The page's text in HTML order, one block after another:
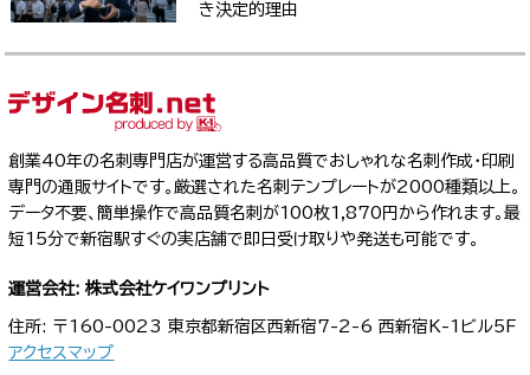
き決定的理由
創業40年の名刺専門店が運営する高品質でおしゃれな名刺作成・印刷
専門の通販サイトです。厳選された名刺テンプレートが2000種類以上。
データ不要、簡単操作で高品質名刺が100枚1,870円から作れます。最
短15分で新宿駅すぐの実店舗で即日受け取りや発送も可能です。
運営会社: 株式会社ケイワンプリント
住所: 〒160-0023 東京都新宿区西新宿7-2-6 西新宿K-1ビル5F
アクセスマップ